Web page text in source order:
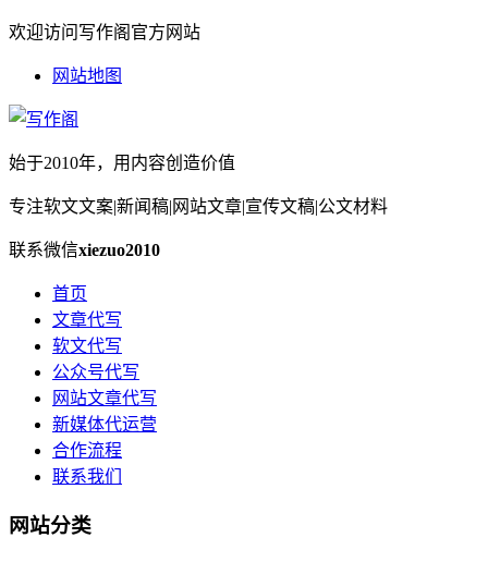
欢迎访问写作阁官方网站
网站地图
始于2010年，用内容创造价值
专注软文文案|新闻稿|网站文章|宣传文稿|公文材料
联系微信xiezuo2010
首页
文章代写
软文代写
公众号代写
网站文章代写
新媒体代运营
合作流程
联系我们
网站分类